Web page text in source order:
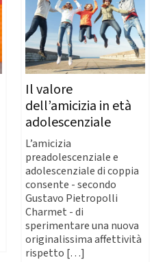
Il valore
dell’amicizia in età
adolescenziale
L’amicizia
preadolescenziale e
adolescenziale di coppia
consente - secondo
Gustavo Pietropolli
Charmet - di
sperimentare una nuova
originalissima affettività
rispetto […]